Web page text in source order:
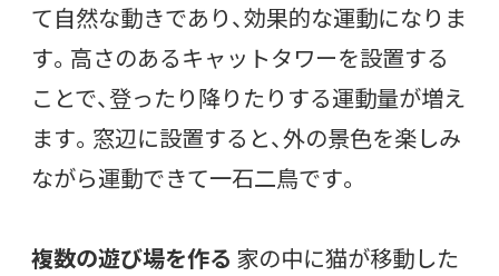
て自然な動きであり、効果的な運動になりま
す。高さのあるキャットタワーを設置する
ことで、登ったり降りたりする運動量が増え
ます。窓辺に設置すると、外の景色を楽しみ
ながら運動できて一石二鳥です。
複数の遊び場を作る 家の中に猫が移動した